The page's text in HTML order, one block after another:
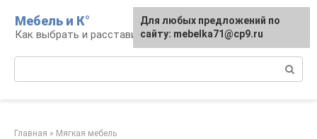
контенту
Мебель и К°
Как выбрать и расставить мебель
Главная » Мягкая мебель
Для любых предложений по
сайту: mebelka71@cp9.ru